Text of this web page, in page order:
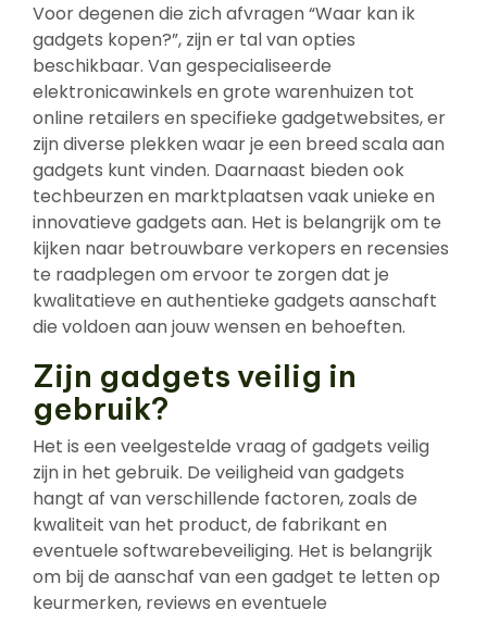
Voor degenen die zich afvragen “Waar kan ik
gadgets kopen?”, zijn er tal van opties
beschikbaar. Van gespecialiseerde
elektronicawinkels en grote warenhuizen tot
online retailers en specifieke gadgetwebsites, er
zijn diverse plekken waar je een breed scala aan
gadgets kunt vinden. Daarnaast bieden ook
techbeurzen en marktplaatsen vaak unieke en
innovatieve gadgets aan. Het is belangrijk om te
kijken naar betrouwbare verkopers en recensies
te raadplegen om ervoor te zorgen dat je
kwalitatieve en authentieke gadgets aanschaft
die voldoen aan jouw wensen en behoeften.
Zijn gadgets veilig in
gebruik?
Het is een veelgestelde vraag of gadgets veilig
zijn in het gebruik. De veiligheid van gadgets
hangt af van verschillende factoren, zoals de
kwaliteit van het product, de fabrikant en
eventuele softwarebeveiliging. Het is belangrijk
om bij de aanschaf van een gadget te letten op
keurmerken, reviews en eventuele